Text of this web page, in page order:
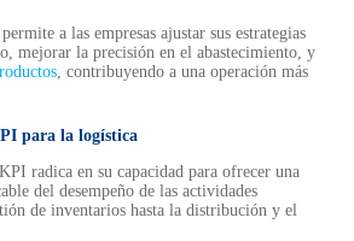
a las empresas ajustar sus estrategias
mejorar la precisión en el abastecimiento, y
, contribuyendo a una operación más
para la logística
radica en su capacidad para ofrecer una
del desempeño de las actividades
de inventarios hasta la distribución y el